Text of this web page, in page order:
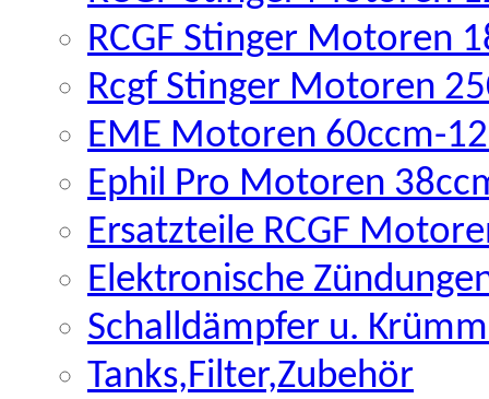
RCGF Stinger Motoren
Rcgf Stinger Motoren
EME Motoren 60ccm-
Ephil Pro Motoren
Ersatzteile RCGF
Elektronische
Schalldämpfer u.
Tanks,Filter,Zubehör